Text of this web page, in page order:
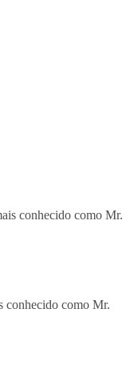
conhecido como Mr.